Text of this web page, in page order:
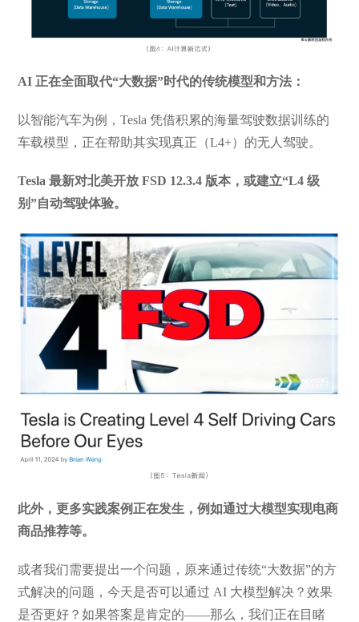
AI 正在全面取代“大数据”时代的传统模型和方法：
以智能汽车为例，Tesla 凭借积累的海量驾驶数据训练的
车载模型，正在帮助其实现真正（L4+）的无人驾驶。
Tesla 最新对北美开放 FSD 12.3.4 版本，或建立“L4 级
别”自动驾驶体验。
此外，更多实践案例正在发生，例如通过大模型实现电商
商品推荐等。
或者我们需要提出一个问题，原来通过传统“大数据”的方
式解决的问题，今天是否可以通过 AI 大模型解决？效果
是否更好？如果答案是肯定的——那么，我们正在目睹